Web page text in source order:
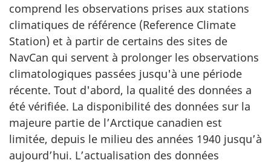
comprend les observations prises aux stations
climatiques de référence (Reference Climate
Station) et à partir de certains des sites de
NavCan qui servent à prolonger les observations
climatologiques passées jusqu'à une période
récente. Tout d'abord, la qualité des données a
été vérifiée. La disponibilité des données sur la
majeure partie de l’Arctique canadien est
limitée, depuis le milieu des années 1940 jusqu’à
aujourd’hui. L’actualisation des données